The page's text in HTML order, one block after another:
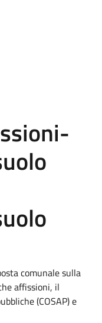
comunale sulla
affissioni, il
(COSAP) e